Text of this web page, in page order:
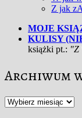
Z jak
MOJE
KULISY
książki pt.: "Z
Archiwum
Archiwum